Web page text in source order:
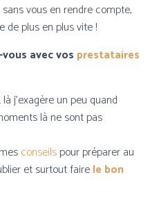
vous en rendre compte,
de plus en plus vite !
avec vos prestataires
j’exagère un peu quand
là ne sont pas
conseilspour préparer au
et surtout fairele bon